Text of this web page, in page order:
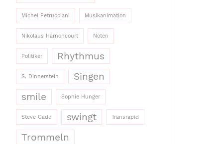
Michel Petrucciani Musikanimation
Nikolaus Harnoncourt Noten
Politiker Rhythmus
S. Dinnerstein
Singen
smile
Sophie Hunger
Steve Gadd swingt Transrapid
Trommeln